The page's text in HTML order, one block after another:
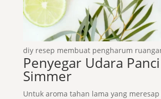
diy resep membuat pengharum
Penyegar Udara Panci
Simmer
Untuk aroma tahan lama yang